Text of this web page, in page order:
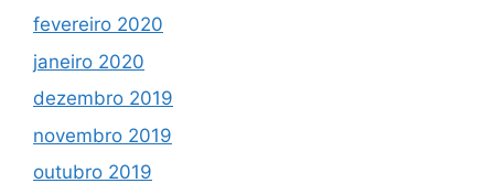
fevereiro 2020
janeiro 2020
dezembro 2019
novembro 2019
outubro 2019